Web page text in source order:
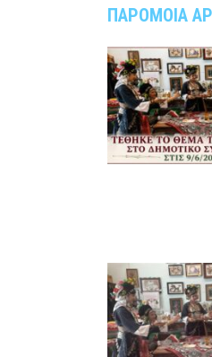
ΠΑΡΟΜΟΙΑ